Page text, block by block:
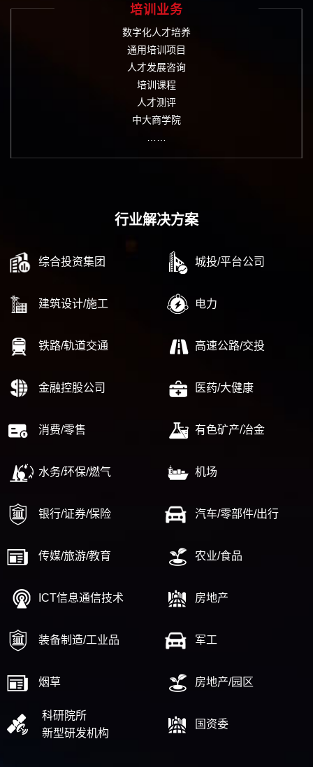
培训业务
数字化人才培养
通用培训项目
人才发展咨询
培训课程
人才测评
中大商学院
……
行业解决方案
综合投资集团 城投/平台公司
建筑设计/施工 电力
铁路/轨道交通 高速公路/交投
金融控股公司 医药/大健康
消费/零售 有色矿产/冶金
水务/环保/燃气 机场
银行/证券/保险 汽车/零部件/出行
传媒/旅游/教育 农业/食品
ICT信息通信技术 房地产
装备制造/工业品 军工
烟草 房地产/园区
科研院所
新型研发机构
国资委